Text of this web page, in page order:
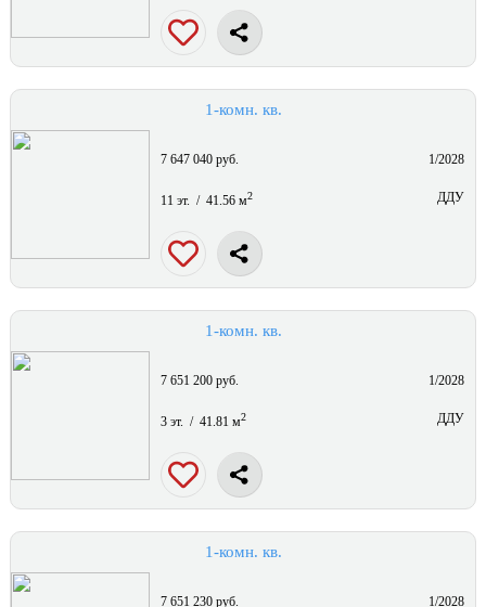
1-комн. кв.
7 647 040 руб. 1/2028
11 эт. / 41.56 м2 ДДУ
1-комн. кв.
7 651 200 руб. 1/2028
3 эт. / 41.81 м2 ДДУ
1-комн. кв.
7 651 230 руб. 1/2028